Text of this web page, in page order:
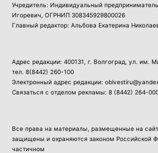
Учредитель: Индивидуальный
Игоревич, ОГРНИП 308345929800026
Главный редактор: Альбова Екатерина
Адрес редакции: 400131, г. Волгоград, ул. им.
тел. 8(8442) 260-100
Электронный адрес редакции:
Связаться с отделом рекламы: 8 (8442) 264-
Все права на материалы, размещенные на
защищены и охраняются законом Российской
частичном